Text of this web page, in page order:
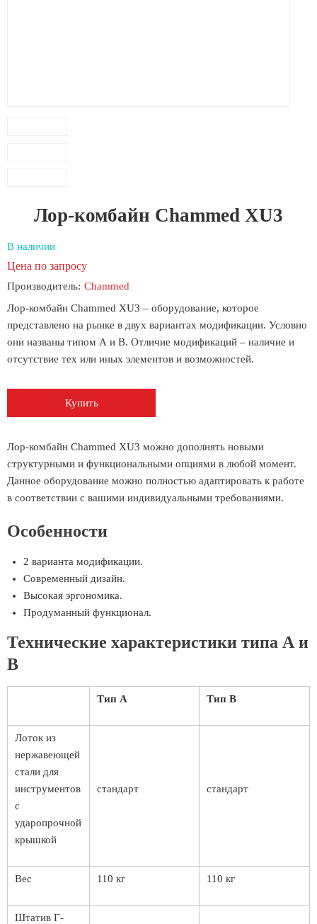
Лор-комбайн Chammed XU3
В наличии
Цена по запросу
Производитель: Chammed
Лор-комбайн Chammed XU3 – оборудование, которое
представлено на рынке в двух вариантах модификации. Условно
они названы типом А и В. Отличие модификаций – наличие и
отсутствие тех или иных элементов и возможностей.
Купить
Лор-комбайн Chammed XU3 можно дополнять новыми
структурными и функциональными опциями в любой момент.
Данное оборудование можно полностью адаптировать к работе
в соответствии с вашими индивидуальными требованиями.
Особенности
2 варианта модификации.
Современный дизайн.
Высокая эргономика.
Продуманный функционал.
Технические характеристики типа А и
В
Тип А Тип В
Лоток из
нержавеющей
стали для
инструментов
с
ударопрочной
крышкой
стандарт стандарт
Вес 110 кг 110 кг
Штатив Г-